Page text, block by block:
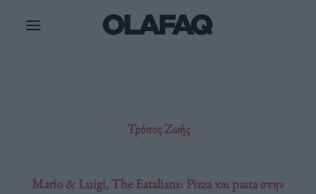
Τρόπος Ζωής
Mario & Luigi, The Eatalians: Pizza και pasta στην